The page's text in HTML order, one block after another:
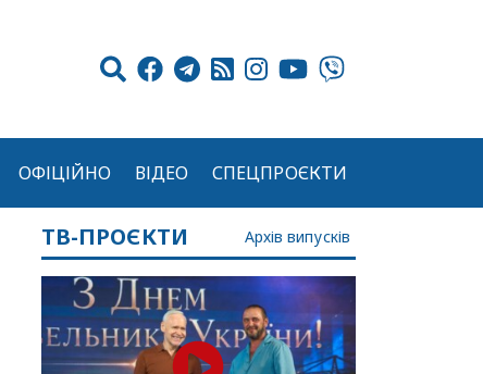
ОФІЦІЙНО ВІДЕО СПЕЦПРОЄКТИ
ТВ-ПРОЄКТИ Архів випусків